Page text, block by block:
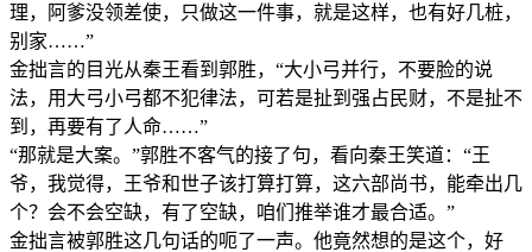
理，阿爹没领差使，只做这一件事，就是这样，也有好几桩，
别家……”
金拙言的目光从秦王看到郭胜，“大小弓并行，不要脸的说
法，用大弓小弓都不犯律法，可若是扯到强占民财，不是扯不
到，再要有了人命……”
“那就是大案。”郭胜不客气的接了句，看向秦王笑道：“王
爷，我觉得，王爷和世子该打算打算，这六部尚书，能牵出几
个？会不会空缺，有了空缺，咱们推举谁才最合适。”
金拙言被郭胜这几句话的呃了一声。他竟然想的是这个，好